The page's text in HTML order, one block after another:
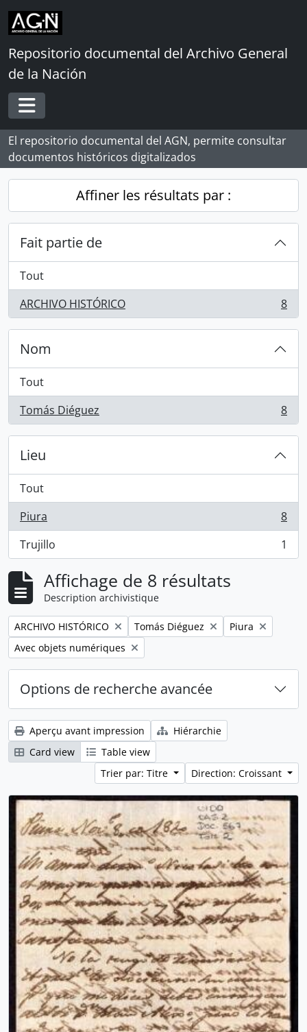
Skip to main content
Repositorio documental del Archivo General
de la Nación
Toggle navigation
El repositorio documental del AGN, permite consultar
documentos históricos digitalizados
Affiner les résultats par :
Fait partie de
Tout
ARCHIVO HISTÓRICO
, 8 résultats 8
Nom
Tout
Tomás Diéguez
, 8 résultats 8
Lieu
Tout
Piura
, 8 résultats
8
Trujillo
, 1 résultats 1
Affichage de 8 résultats
Description archivistique
Remove filter:
ARCHIVO HISTÓRICO Remove filter:
Tomás Diéguez Remove filter:
Piura
Remove filter:
Avec objets numériques
Options de recherche avancée
Aperçu avant impression
Hiérarchie
Card view
Table view
Trier par: Titre
Direction: Croissant